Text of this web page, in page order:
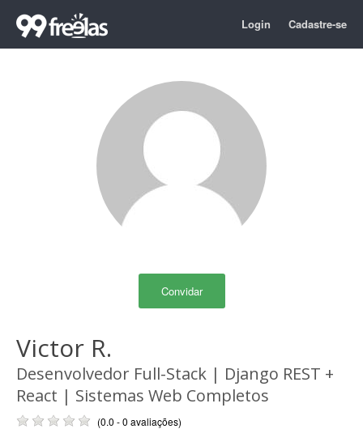
Login Cadastre-se
Convidar
Victor R.
Desenvolvedor Full-Stack | Django REST +
React | Sistemas Web Completos
(0.0 - 0 avaliações)